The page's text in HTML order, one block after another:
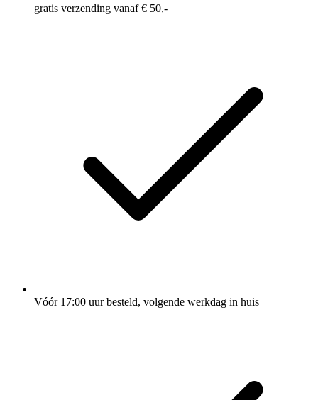
gratis verzending vanaf € 50,-
Vóór 17:00 uur besteld, volgende werkdag in huis